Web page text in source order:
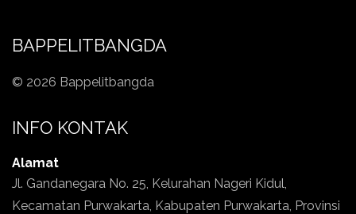
BAPPELITBANGDA
© 2026 Bappelitbangda
INFO KONTAK
Alamat
Jl. Gandanegara No. 25, Kelurahan Nageri Kidul,
Kecamatan Purwakarta, Kabupaten Purwakarta, Provinsi